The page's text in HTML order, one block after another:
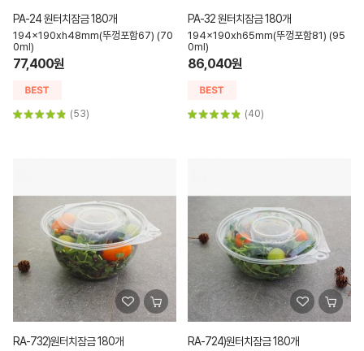
PA-24 원터치잠금 180개
194x190xh48mm(뚜껑포함67) (70
0ml)
77,400원
(53)
PA-32 원터치잠금 180개
194x190xh65mm(뚜껑포함81) (95
0ml)
86,040원
(40)
RA-732)원터치잠금 180개 RA-724)원터치잠금 180개